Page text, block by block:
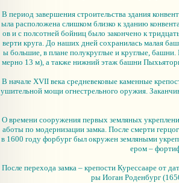
В период завершения строительства здания
ыла расположена слишком близко к зданию
ов и с полсотней бойниц было закончено к
верти круга. До наших дней сохранилась малая
ы большие, в плане полукруглые и круглые,
мерно 13 м), а также нижний этаж башни
В начале XVII века средневековые каменные
ушительной мощи огнестрельного оружия.
О времени сооружения первых земляных
аботы по модернизации замка. После смерти
в 1600 году форбург был окружен земляными
ером –
После перехода замка – крепости Курессааре от
ры Иоган Роденбург